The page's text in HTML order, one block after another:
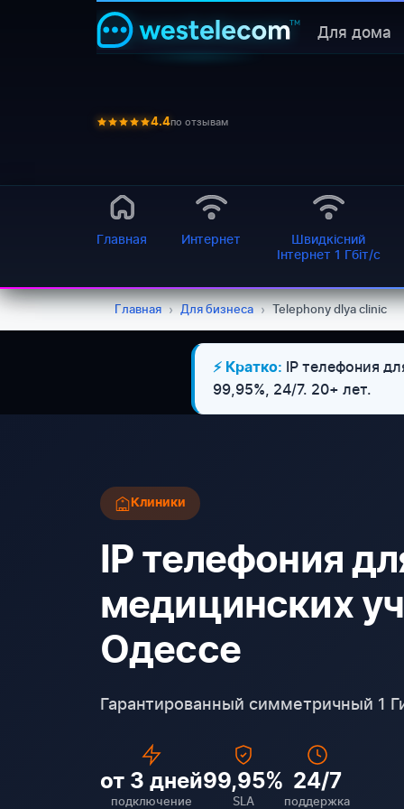
Для дома
4.4по отзывам
Главная Интернет
Швидкісний
Інтернет 1 Гбіт/с
Главная › Для бизнеса › Telephony dlya clinic
⚡ Кратко: IP телефония
99,95%, 24/7. 20+ лет.
Клиники
IP телефония
медицинских
Одессе
Гарантированный симметричный 1
от 3 дней
подключение
99,95%
SLA
24/7
поддержка